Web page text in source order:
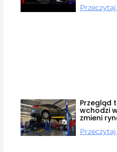
Przegląd
wchodzi
zmieni